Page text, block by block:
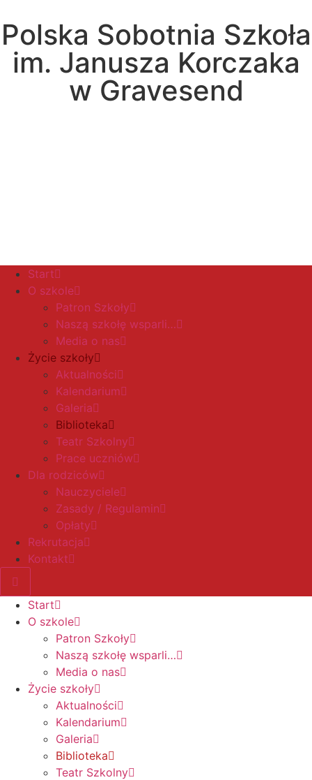
Polska Sobotnia Szkoła
im. Janusza Korczaka
w Gravesend
Start
O szkole
Patron Szkoły
Naszą szkołę wsparli…
Media o nas
Życie szkoły
Aktualności
Kalendarium
Galeria
Biblioteka
Teatr Szkolny
Prace uczniów
Dla rodziców
Nauczyciele
Zasady / Regulamin
Opłaty
Rekrutacja
Kontakt
Start
O szkole
Patron Szkoły
Naszą szkołę wsparli…
Media o nas
Życie szkoły
Aktualności
Kalendarium
Galeria
Biblioteka
Teatr Szkolny